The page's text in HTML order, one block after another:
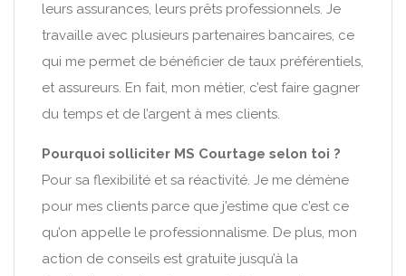
leurs assurances, leurs prêts professionnels. Je
travaille avec plusieurs partenaires bancaires, ce
qui me permet de bénéficier de taux préférentiels,
et assureurs. En fait, mon métier, c’est faire gagner
du temps et de l’argent à mes clients.
Pourquoi solliciter MS Courtage selon toi ?
Pour sa flexibilité et sa réactivité. Je me démène
pour mes clients parce que j’estime que c’est ce
qu’on appelle le professionnalisme. De plus, mon
action de conseils est gratuite jusqu’à la